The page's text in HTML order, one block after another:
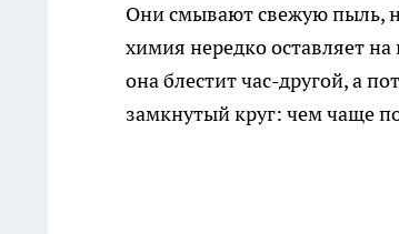
Они смывают свежую пыль,
химия нередко оставляет
она блестит час-другой, а
замкнутый круг: чем чаще